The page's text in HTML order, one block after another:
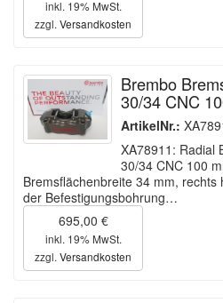
inkl. 19% MwSt.
zzgl. Versandkosten
Brembo
30/34 CNC
ArtikelNr.:
XA78911: Radial
30/34 CNC 100
Bremsflächenbreite 34 mm, rechts
der Befestigungsbohrung…
695,00 €
inkl. 19% MwSt.
zzgl. Versandkosten